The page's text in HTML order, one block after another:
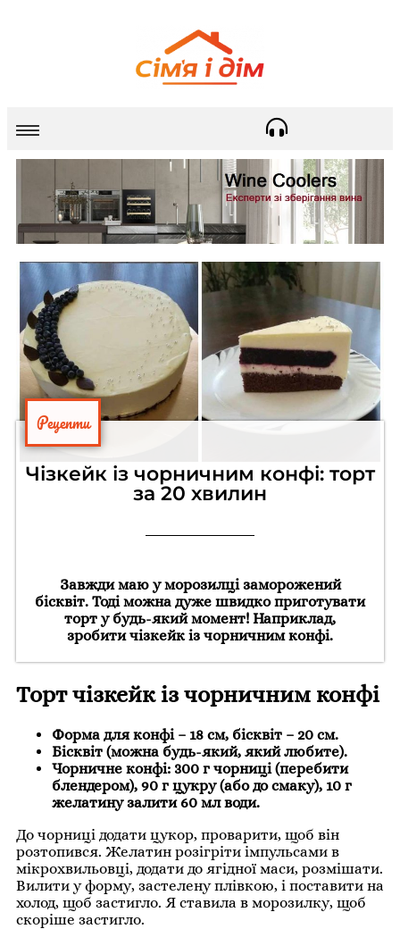
Рецепти
Чізкейк із чорничним конфі: торт
за 20 хвилин
Завжди маю у морозилці заморожений
бісквіт. Тоді можна дуже швидко приготувати
торт у будь-який момент! Наприклад,
зробити чізкейк із чорничним конфі.
Торт чізкейк із чорничним конфі
Форма для конфі – 18 см, бісквіт – 20 см.
Бісквіт (можна будь-який, який любите).
Чорничне конфі: 300 г чорниці (перебити
блендером), 90 г цукру (або до смаку), 10 г
желатину залити 60 мл води.
До чорниці додати цукор, проварити, щоб він
розтопився. Желатин розігріти імпульсами в
мікрохвильовці, додати до ягідної маси, розмішати.
Вилити у форму, застелену плівкою, і поставити на
холод, щоб застигло. Я ставила в морозилку, щоб
скоріше застигло.